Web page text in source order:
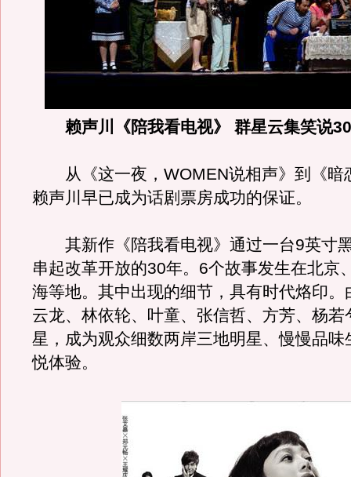
赖声川《陪我看电视》 群星云集笑说
从《这一夜，WOMEN说相声》到《暗
赖声川早已成为话剧票房成功的保证。
其新作《陪我看电视》通过一台9英寸
串起改革开放的30年。6个故事发生在北京
海等地。其中出现的细节，具有时代烙印。
云龙、林依轮、叶童、张信哲、方芳、杨若
星，成为观众细数两岸三地明星、慢慢品味
悦体验。